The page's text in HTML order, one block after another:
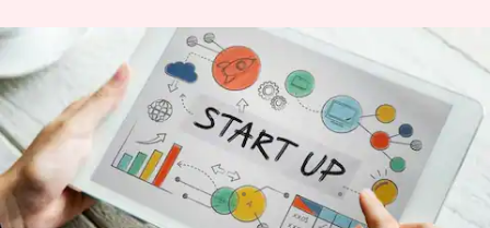
குறையும் முதலீடுகள்..
ஸ்டார்ட்அப்
நிறுவனங்களுக்கு
காத்திருக்கும் சவால்!
எழுதியவர் Prasanna Venkatesh Apr 25, 2023 10:36 am